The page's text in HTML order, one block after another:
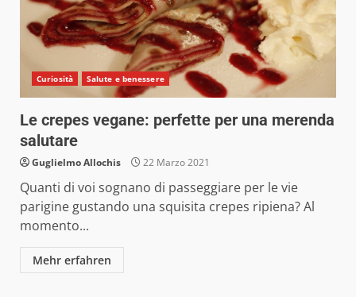
Curiosità Salute e benessere
Le crepes vegane: perfette per una merenda
salutare
Guglielmo Allochis 22 Marzo 2021
Quanti di voi sognano di passeggiare per le vie
parigine gustando una squisita crepes ripiena? Al
momento...
Mehr erfahren